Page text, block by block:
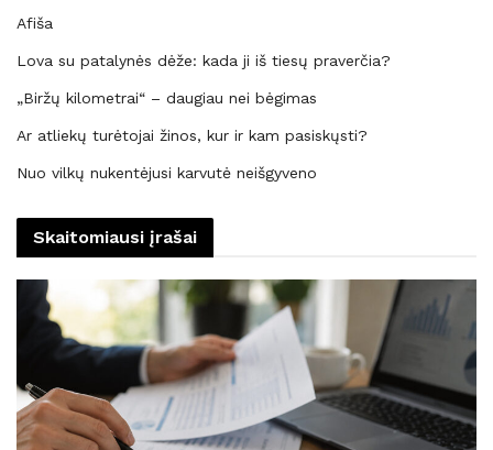
Afiša
Lova su patalynės dėže: kada ji iš tiesų praverčia?
„Biržų kilometrai“ – daugiau nei bėgimas
Ar atliekų turėtojai žinos, kur ir kam pasiskųsti?
Nuo vilkų nukentėjusi karvutė neišgyveno
Skaitomiausi įrašai